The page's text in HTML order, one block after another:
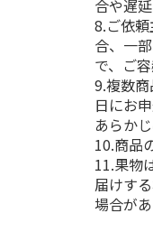
合や遅
8.ご依
合、一
で、ご
9.複数
日にお
あらか
10.商品
11.果物
届けす
場合があ